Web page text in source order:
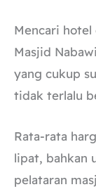
Mencari
Masjid
yang cukup
tidak terlalu
Rata-rata
lipat, bahkan
pelataran